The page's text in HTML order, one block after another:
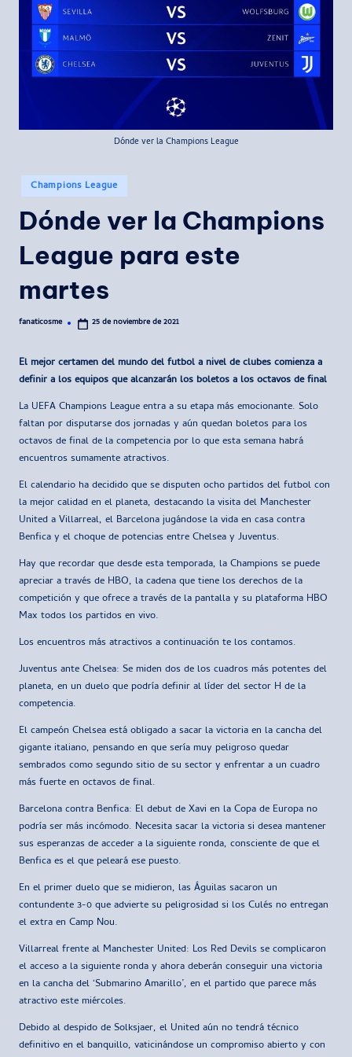
Dónde ver la Champions League
Publicado
en
Champions League
Dónde ver la Champions
League para este
martes
Publicado
fanaticosme 25 de noviembre de 2021
El mejor certamen del mundo del futbol a nivel de clubes comienza a
definir a los equipos que alcanzarán los boletos a los octavos de final
La UEFA Champions League entra a su etapa más emocionante. Solo
faltan por disputarse dos jornadas y aún quedan boletos para los
octavos de final de la competencia por lo que esta semana habrá
encuentros sumamente atractivos.
El calendario ha decidido que se disputen ocho partidos del futbol con
la mejor calidad en el planeta, destacando la visita del Manchester
United a Villarreal, el Barcelona jugándose la vida en casa contra
Benfica y el choque de potencias entre Chelsea y Juventus.
Hay que recordar que desde esta temporada, la Champions se puede
apreciar a través de HBO, la cadena que tiene los derechos de la
competición y que ofrece a través de la pantalla y su plataforma HBO
Max todos los partidos en vivo.
Los encuentros más atractivos a continuación te los contamos.
Juventus ante Chelsea: Se miden dos de los cuadros más potentes del
planeta, en un duelo que podría definir al líder del sector H de la
competencia.
El campeón Chelsea está obligado a sacar la victoria en la cancha del
gigante italiano, pensando en que sería muy peligroso quedar
sembrados como segundo sitio de su sector y enfrentar a un cuadro
más fuerte en octavos de final.
Barcelona contra Benfica: El debut de Xavi en la Copa de Europa no
podría ser más incómodo. Necesita sacar la victoria si desea mantener
sus esperanzas de acceder a la siguiente ronda, consciente de que el
Benfica es el que peleará ese puesto.
En el primer duelo que se midieron, las Águilas sacaron un
contundente 3-0 que advierte su peligrosidad si los Culés no entregan
el extra en Camp Nou.
Villarreal frente al Manchester United: Los Red Devils se complicaron
el acceso a la siguiente ronda y ahora deberán conseguir una victoria
en la cancha del ‘Submarino Amarillo’, en el partido que parece más
atractivo este miércoles.
Debido al despido de Solksjaer, el United aún no tendrá técnico
definitivo en el banquillo, vaticinándose un compromiso abierto y con